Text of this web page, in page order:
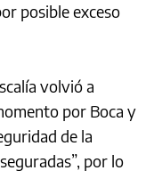
posible exceso
volvió a
por Boca y
de la
por lo